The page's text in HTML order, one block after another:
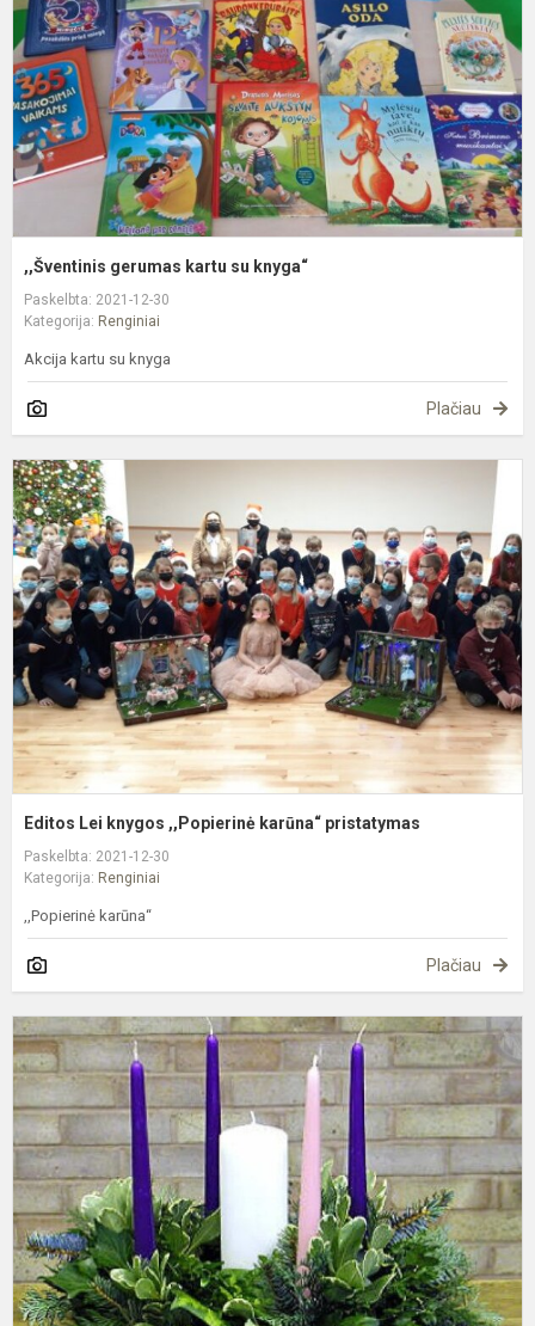
,,Šventinis gerumas kartu su knyga“
Paskelbta: 2021-12-30
Kategorija: Renginiai
Akcija kartu su knyga
Plačiau
Editos Lei knygos ,,Popierinė karūna“ pristatymas
Paskelbta: 2021-12-30
Kategorija: Renginiai
,,Popierinė karūna“
Plačiau